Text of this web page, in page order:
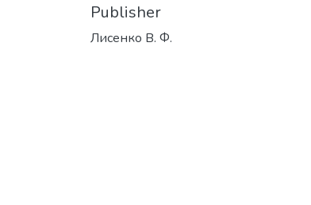
Publisher
Лисенко В. Ф.